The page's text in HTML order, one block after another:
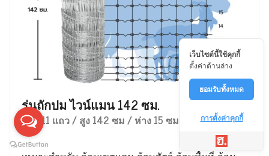
รุ่นถักปม ไวน์แมน 142 ซม.
ลวด 11 แถว / สูง 142 ซม / ห่าง 15 ซม
เว็บไซต์นี้ใช้คุกกี้
ตั้งค่าด้านล่าง
ยอมรับทั้งหมด
การตั้งค่าคุกกี้